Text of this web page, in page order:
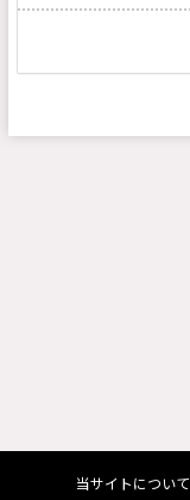
当サイトについて